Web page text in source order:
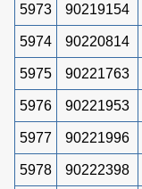
5973 90219154
5974 90220814
5975 90221763
5976 90221953
5977 90221996
5978 90222398